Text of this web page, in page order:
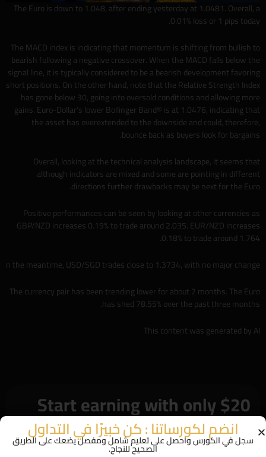
The Euro is down to 1.048, after ending yesterday at 1.0481. Overall, a
0.01% loss or 1 pips today.
The MACD index is indicating that momentum is shifting from bullish to
bearish following a negative crossover. When the MACD falls below the
signal line, it is typically considered to be a bearish development favoring
short positions. On the other hand, note that the Relative Strength Index
has gone below 30, going into oversold conditions and allowing more
gains. Euro-Dollar’s lower Bollinger Band® is at 1.0476, indicating that
the asset has overextended to the downside and could, therefore,
bounce back as buyers look for bargains.
Overall, looking at the technical analysis landscape, it seems that
although indicators are mixed and some are pointing in different
directions further drawbacks may be next for the Euro.
Positive performances can be seen by looking at other currencies as
GBP/NZD increases 0.19% to trade around 2.035. EUR/NZD increases
0.18% to trade around 1.764.
n the meantime, USD/SGD trades close to 1.3734, with no major change
The currency pair has been trending lower for about 2 months. The Euro
has shed 78.55% over the past three months.
This content was generated by AI
Start earning with only $20
Try our super easy portal for free
انضم لكورساتنا : كن خبيرًا في التداول
سجل في الكورس واحصل على تعليم شامل ومفصل يضعك على الطريق
الصحيح للنجاح.